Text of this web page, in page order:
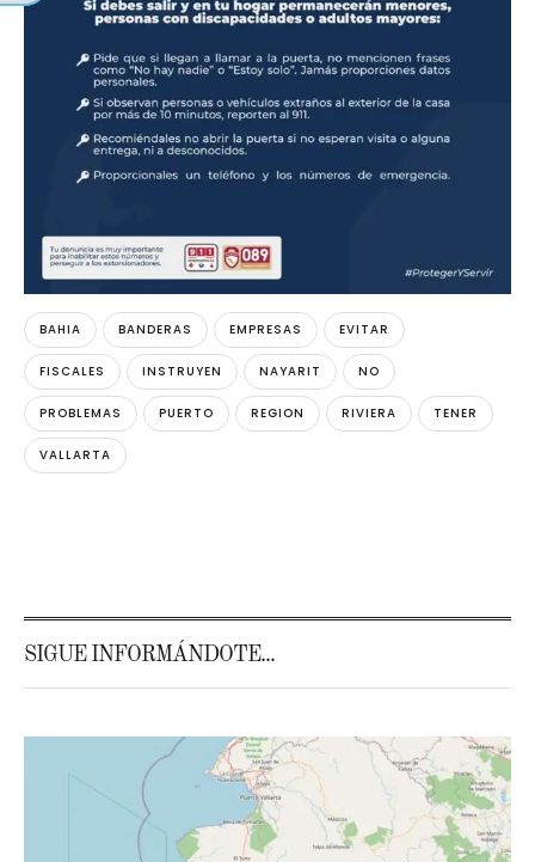
BAHIA BANDERAS EMPRESAS EVITAR
FISCALES INSTRUYEN NAYARIT NO
PROBLEMAS PUERTO REGION RIVIERA TENER
VALLARTA
SIGUE INFORMÁNDOTE...